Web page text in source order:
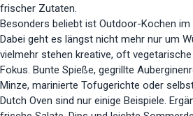
frischer Zutaten.
Besonders beliebt ist Outdoor-Kochen im
Dabei geht es längst nicht mehr nur um
vielmehr stehen kreative, oft
Fokus. Bunte Spieße, gegrillte
Minze, marinierte Tofugerichte oder
Dutch Oven sind nur einige Beispiele.